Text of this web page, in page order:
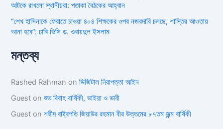
আটকে রাখলো স্থানীয়রা: পতাকা বৈঠকের আহ্বান
“শেখ হাসিনাকে ফেরাতে চাওয়া ৪০৪ শিক্ষকের ওপর নজরদারি চলছে, শাস্তির আওতায়
আনা হবে”: ঢাবি ভিসি ড. ওবায়দুল ইসলাম
মন্তব্য
Rashed Rahman onডিজিটাল নিরাপত্তা আইন
Guest onশুভ বিবাহ বার্ষিকী, ভাইয়া ও ভাবী
Guest onশহীদ রাষ্ট্রপতি জিয়াউর রহমান বীর উত্তমের ৮৭তম জন্ম বার্ষিকী